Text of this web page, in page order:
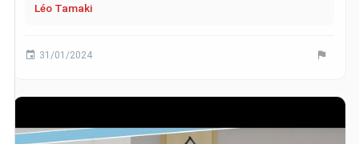
Léo Tamaki
31/01/2024